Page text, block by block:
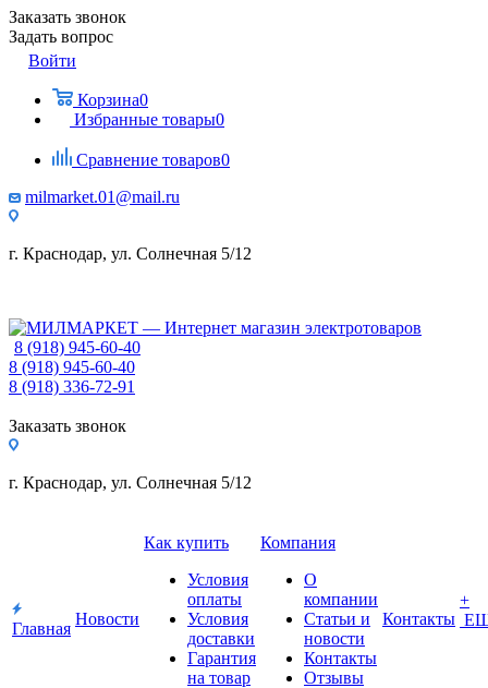
Заказать звонок
Задать вопрос
Войти
Корзина0
Избранные товары0
Сравнение товаров0
milmarket.01@mail.ru
г. Краснодар, ул. Солнечная 5/12
8 (918) 945-60-40
8 (918) 945-60-40
8 (918) 336-72-91
Заказать звонок
г. Краснодар, ул. Солнечная 5/12
Главная
Новости
Как купить
Условия
оплаты
Условия
доставки
Гарантия
на товар
Компания
О
компании
Статьи и
новости
Контакты
Отзывы
Контакты
+